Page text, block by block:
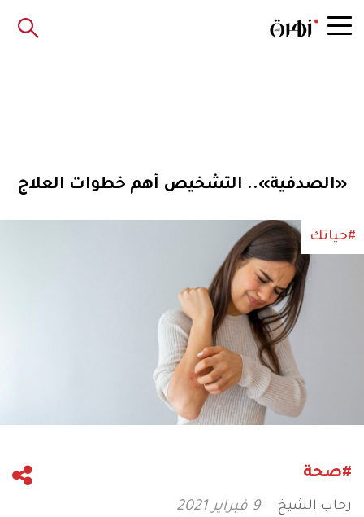
«الصدفية».. التشخيص أهم خطوات العلاج
#حياتك
#صحة
رحاب الشيخ 9 فبراير 2021